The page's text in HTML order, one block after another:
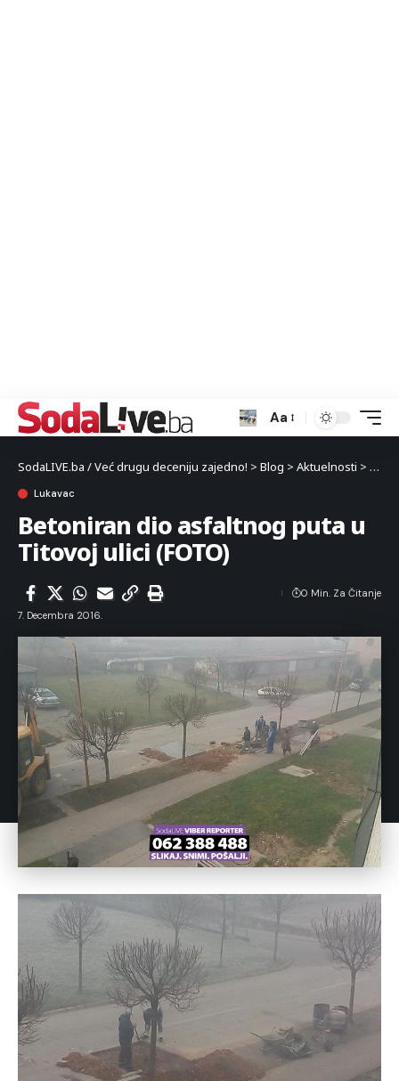
Aa
SodaLIVE.ba / Već drugu deceniju zajedno! > Blog > Aktuelnosti >
Lukavac
Betoniran dio asfaltnog puta u
Titovoj ulici (FOTO)
7. Decembra 2016.
0 Min. Za Čitanje